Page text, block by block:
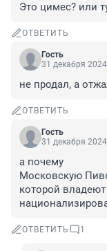
Это цимес? или
ОТВЕТИТЬ
Гость
31 декабря
не продал, а
ОТВЕТИТЬ
Гость
31 декабря
а почему
Московскую
которой
ОТВЕТИТЬ 1